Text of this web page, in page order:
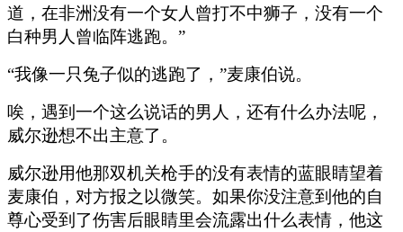
道，在非洲没有一个女人曾打不中狮子，没有一个
白种男人曾临阵逃跑。”
“我像一只兔子似的逃跑了，”麦康伯说。
唉，遇到一个这么说话的男人，还有什么办法呢，
威尔逊想不出主意了。
威尔逊用他那双机关枪手的没有表情的蓝眼睛望着
麦康伯，对方报之以微笑。如果你没注意到他的自
尊心受到了伤害后眼睛里会流露出什么表情，他这